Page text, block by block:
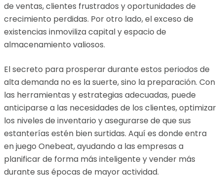
de ventas, clientes frustrados y oportunidades de
crecimiento perdidas. Por otro lado, el exceso de
existencias inmoviliza capital y espacio de
almacenamiento valiosos.
El secreto para prosperar durante estos periodos de
alta demanda no es la suerte, sino la preparación. Con
las herramientas y estrategias adecuadas, puede
anticiparse a las necesidades de los clientes, optimizar
los niveles de inventario y asegurarse de que sus
estanterías estén bien surtidas. Aquí es donde entra
en juego Onebeat, ayudando a las empresas a
planificar de forma más inteligente y vender más
durante sus épocas de mayor actividad.